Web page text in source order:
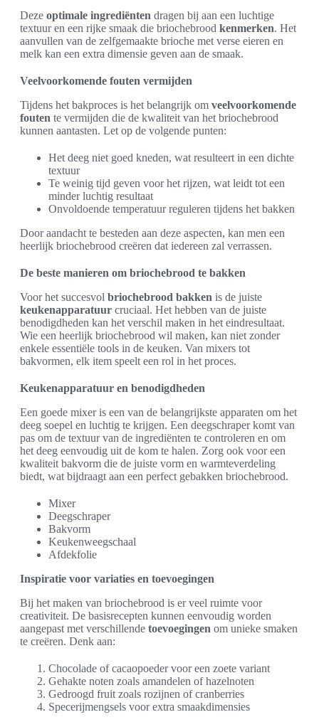
Deze optimale ingrediënten dragen bij aan een luchtige
textuur en een rijke smaak die briochebrood kenmerken. Het
aanvullen van de zelfgemaakte brioche met verse eieren en
melk kan een extra dimensie geven aan de smaak.
Veelvoorkomende fouten vermijden
Tijdens het bakproces is het belangrijk om veelvoorkomende
fouten te vermijden die de kwaliteit van het briochebrood
kunnen aantasten. Let op de volgende punten:
Het deeg niet goed kneden, wat resulteert in een dichte
textuur
Te weinig tijd geven voor het rijzen, wat leidt tot een
minder luchtig resultaat
Onvoldoende temperatuur reguleren tijdens het bakken
Door aandacht te besteden aan deze aspecten, kan men een
heerlijk briochebrood creëren dat iedereen zal verrassen.
De beste manieren om briochebrood te bakken
Voor het succesvol briochebrood bakken is de juiste
keukenapparatuur cruciaal. Het hebben van de juiste
benodigdheden kan het verschil maken in het eindresultaat.
Wie een heerlijk briochebrood wil maken, kan niet zonder
enkele essentiële tools in de keuken. Van mixers tot
bakvormen, elk item speelt een rol in het proces.
Keukenapparatuur en benodigdheden
Een goede mixer is een van de belangrijkste apparaten om het
deeg soepel en luchtig te krijgen. Een deegschraper komt van
pas om de textuur van de ingrediënten te controleren en om
het deeg eenvoudig uit de kom te halen. Zorg ook voor een
kwaliteit bakvorm die de juiste vorm en warmteverdeling
biedt, wat bijdraagt aan een perfect gebakken briochebrood.
Mixer
Deegschraper
Bakvorm
Keukenweegschaal
Afdekfolie
Inspiratie voor variaties en toevoegingen
Bij het maken van briochebrood is er veel ruimte voor
creativiteit. De basisrecepten kunnen eenvoudig worden
aangepast met verschillende toevoegingen om unieke smaken
te creëren. Denk aan:
Chocolade of cacaopoeder voor een zoete variant
Gehakte noten zoals amandelen of hazelnoten
Gedroogd fruit zoals rozijnen of cranberries
Specerijmengsels voor extra smaakdimensies